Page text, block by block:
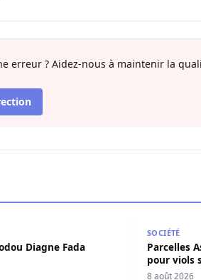
erreur ? Aidez-nous à maintenir la
Diagne Fada
SOCIÉTÉ
Parcelles
pour viols
8 août 2026